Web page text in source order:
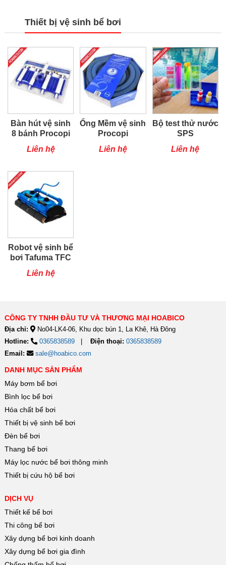
Thiết bị vệ sinh bể bơi
Bàn hút vệ sinh
8 bánh Procopi
Liên hệ
Ống Mềm vệ sinh
Procopi
Liên hệ
Bộ test thử nước
SPS
Liên hệ
Robot vệ sinh bể
bơi Tafuma TFC
400H
Liên hệ
CÔNG TY TNHH ĐẦU TƯ VÀ THƯƠNG MẠI HOABICO
Địa chỉ:
No04-LK4-06, Khu dọc bún 1, La Khê, Hà Đông
Hotline:
0365838589 Điện thoại: 0365838589
Email:
sale@hoabico.com
DANH MỤC SẢN PHẨM
Máy bơm bể bơi
Bình lọc bể bơi
Hóa chất bể bơi
Thiết bị vệ sinh bể bơi
Đèn bể bơi
Thang bể bơi
Máy lọc nước bể bơi thông minh
Thiết bị cứu hộ bể bơi
DỊCH VỤ
Thiết kế bể bơi
Thi công bể bơi
Xây dựng bể bơi kinh doanh
Xây dựng bể bơi gia đình